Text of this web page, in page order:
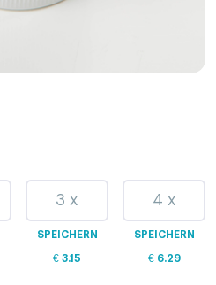
3 x
SPEICHERN
€ 3.15
4 x
SPEICHERN
€6.29